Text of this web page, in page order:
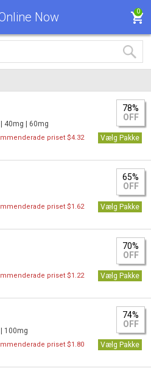
Now 0
40mg | 60mg
78%
OFF
priset $4.32 Vælg Pakke
65%
OFF
priset $1.62 Vælg Pakke
70%
OFF
priset $1.22 Vælg Pakke
100mg
74%
OFF
priset $1.80 Vælg Pakke